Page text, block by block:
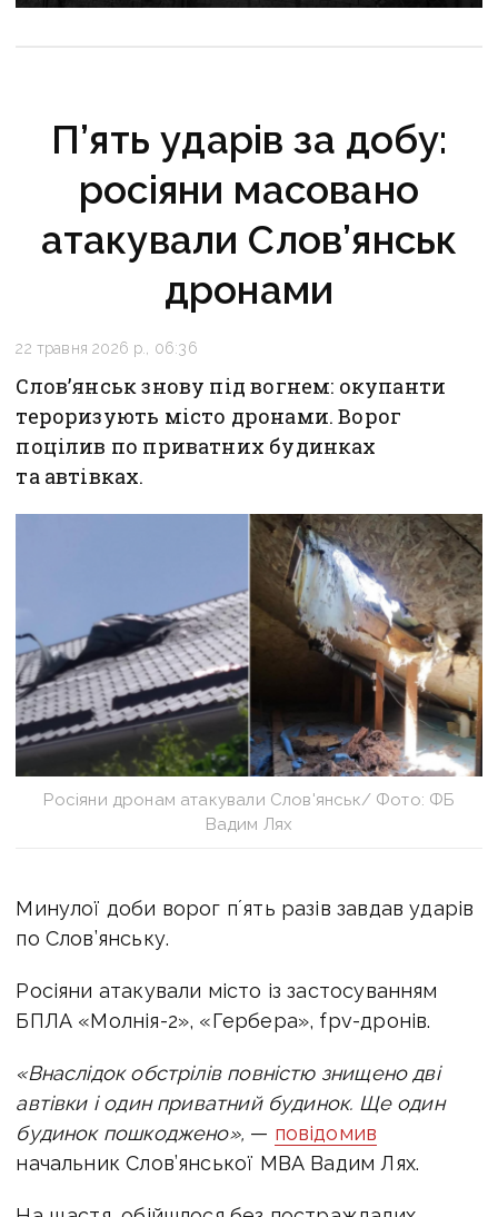
П’ять ударів за добу:
росіяни масовано
атакували Слов’янськ
дронами
22 травня 2026 р., 06:36
Слов’янськ знову під вогнем: окупанти
тероризують місто дронами. Ворог
поцілив по приватних будинках
та автівках.
Росіяни дронам атакували Слов'янськ/ Фото: ФБ
Вадим Лях
Минулої доби ворог пʼять разів завдав ударів
по Слов’янську.
Росіяни атакували місто із застосуванням
БПЛА «Молнія-2», «Гербера», fpv-дронів.
«Внаслідок обстрілів повністю знищено дві
автівки і один приватний будинок. Ще один
будинок пошкоджено», — повідомив
начальник Слов’янської МВА Вадим Лях.